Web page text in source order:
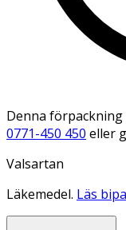
Denna
0771-450 450 eller
Valsartan
Läkemedel. Läs